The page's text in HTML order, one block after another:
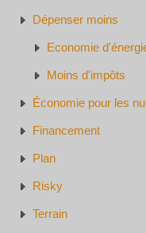
Dépenser moins
Economie
Moins d'impôts
Économie pour les
Financement
Plan
Risky
Terrain